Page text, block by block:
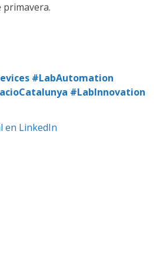
primavera.
#LabAutomation
#LabInnovation
en LinkedIn